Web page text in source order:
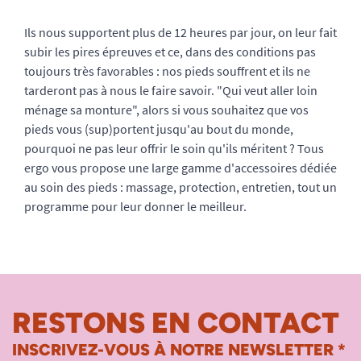
Ils nous supportent plus de 12 heures par jour, on leur fait
subir les pires épreuves et ce, dans des conditions pas
toujours très favorables : nos pieds souffrent et ils ne
tarderont pas à nous le faire savoir. "Qui veut aller loin
ménage sa monture", alors si vous souhaitez que vos
pieds vous (sup)portent jusqu'au bout du monde,
pourquoi ne pas leur offrir le soin qu'ils méritent ? Tous
ergo vous propose une large gamme d'accessoires dédiée
au soin des pieds : massage, protection, entretien, tout un
programme pour leur donner le meilleur.
RESTONS EN CONTACT
INSCRIVEZ-VOUS À NOTRE NEWSLETTER *